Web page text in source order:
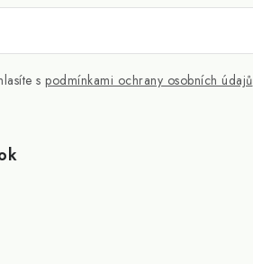
s podmínkami ochrany osobních údajů